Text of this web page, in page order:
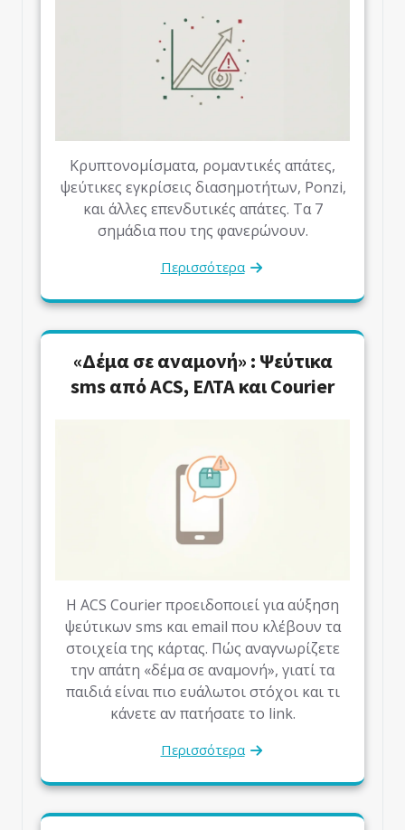
Κρυπτονομίσματα, ρομαντικές απάτες,
ψεύτικες εγκρίσεις διασημοτήτων, Ponzi,
και άλλες επενδυτικές απάτες. Τα 7
σημάδια που της φανερώνουν.
Περισσότερα
«Δέμα σε αναμονή» : Ψεύτικα
sms από ACS, ΕΛΤΑ και Courier
Η ACS Courier προειδοποιεί για αύξηση
ψεύτικων sms και email που κλέβουν τα
στοιχεία της κάρτας. Πώς αναγνωρίζετε
την απάτη «δέμα σε αναμονή», γιατί τα
παιδιά είναι πιο ευάλωτοι στόχοι και τι
κάνετε αν πατήσατε το link.
Περισσότερα